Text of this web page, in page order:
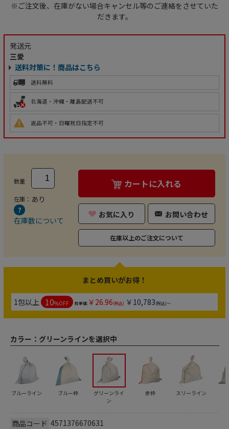
※ご注文後、在庫がない場合キャンセル等のご連絡をさせていた
だきます。
発送元
三愛
送料対策に！商品はこちら
送料無料
北海道・沖縄・離島配送不可
返品不可・日曜祝日指定不可
数量
在庫： あり
在庫数について
カートに入れる
お気に入り お問い合わせ
在庫以上のご注文について
まとめ買いがお得！
1包以上 10%OFF 枚単価:￥26.96(税込) ￥10,783(税込)～
カラー： グリーンラインを選択中
ブルーライン ブルー枠
グリーンライ
ン
赤枠 スリーライン
商品コード 4571376670631